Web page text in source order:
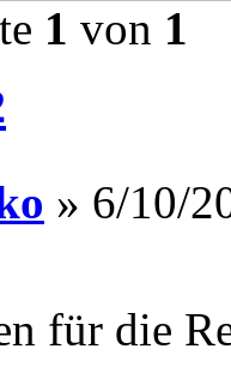
1 von 1
» 6/10/
für die